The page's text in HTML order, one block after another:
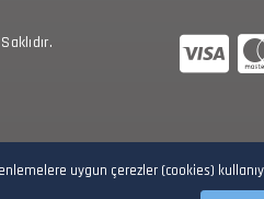
uygun çerezler (cookies)